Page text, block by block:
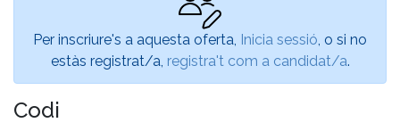
Per inscriure's a aquesta oferta, Inicia sessió , o si no
estàs registrat/a, registra't com a candidat/a.
Codi